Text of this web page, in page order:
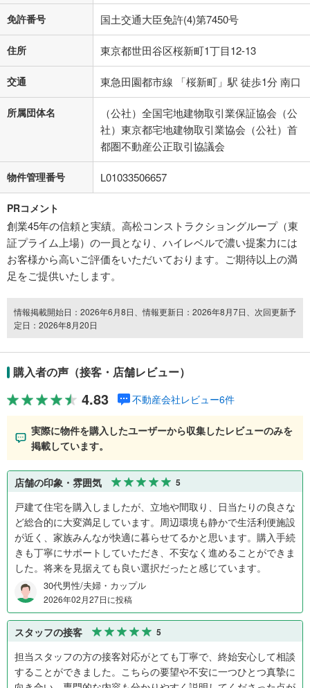
免許番号 国土交通大臣免許(4)第7450号
住所 東京都世田谷区桜新町1丁目12-13
交通 東急田園都市線 「桜新町」駅 徒歩1分 南口
所属団体名
（公社）全国宅地建物取引業保証協会（公
社）東京都宅地建物取引業協会（公社）首
都圏不動産公正取引協議会
物件管理番号 L01033506657
PRコメント
創業45年の信頼と実績。高松コンストラクショングループ（東
証プライム上場）の一員となり、ハイレベルで濃い提案力には
お客様から高いご評価をいただいております。ご期待以上の満
足をご提供いたします。
情報掲載開始日：2026年6月8日、情報更新日：2026年8月7日、次回更新予
定日：2026年8月20日
購入者の声（接客・店舗レビュー）
4.83 不動産会社レビュー6件
実際に物件を購入したユーザーから収集したレビューのみを
掲載しています。
店舗の印象・雰囲気 5
戸建て住宅を購入しましたが、立地や間取り、日当たりの良さな
ど総合的に大変満足しています。周辺環境も静かで生活利便施設
が近く、家族みんなが快適に暮らせてるかと思います。購入手続
きも丁寧にサポートしていただき、不安なく進めることができま
した。将来を見据えても良い選択だったと感じています。
30代男性/夫婦・カップル
2026年02月27日に投稿
スタッフの接客 5
担当スタッフの方の接客対応がとても丁寧で、終始安心して相談
することができました。こちらの要望や不安に一つひとつ真摯に